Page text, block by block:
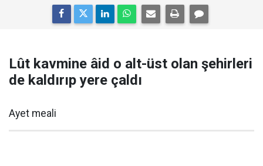
Lût kavmine âid o alt-üst olan şehirleri
de kaldırıp yere çaldı
Ayet meali